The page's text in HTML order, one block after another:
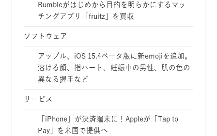
Bumbleがはじめから目的を明らかにするマッ
チングアプリ「fruitz」を買収
ソフトウェア
アップル、iOS 15.4ベータ版に新emojiを追加。
溶ける顔、指ハート、妊娠中の男性、肌の色の
異なる握手など
サービス
「iPhone」が決済端末に！Appleが「Tap to
Pay」を米国で提供へ